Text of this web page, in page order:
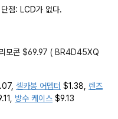
: LCD가 없다.
모콘 $69.97 ( BR4D45XQ
셀카봉 어뎁터 $1.38, 렌즈
방수 케이스 $9.13